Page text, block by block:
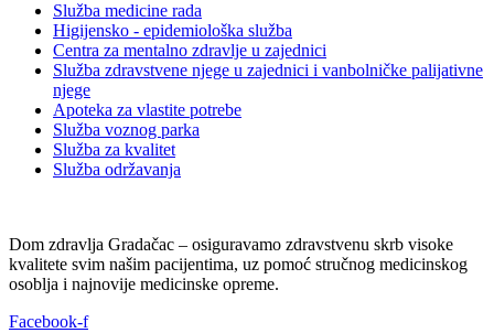
Služba medicine rada
Higijensko - epidemiološka služba
Centra za mentalno zdravlje u zajednici
Služba zdravstvene njege u zajednici i vanbolničke palijativne
njege
Apoteka za vlastite potrebe
Služba voznog parka
Služba za kvalitet
Služba održavanja
Dom zdravlja Gradačac – osiguravamo zdravstvenu skrb visoke
kvalitete svim našim pacijentima, uz pomoć stručnog medicinskog
osoblja i najnovije medicinske opreme.
Facebook-f